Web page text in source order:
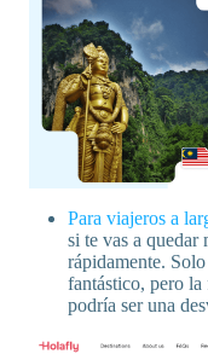
Para viajeros a
si te vas a quedar
rápidamente.
fantástico, pero
podría ser una